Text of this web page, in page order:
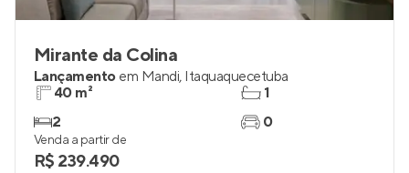
Mirante da Colina
Lançamento em Mandi, Itaquaquecetuba
40 m²
2
1
0
Venda a partir de
R$ 239.490